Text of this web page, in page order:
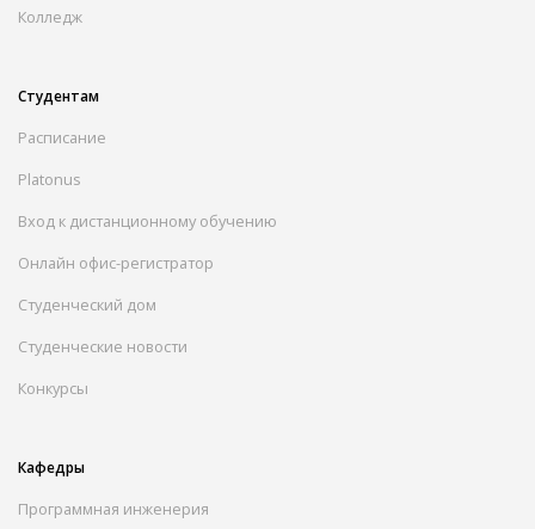
Колледж
Студентам
Расписание
Platonus
Вход к дистанционному обучению
Онлайн офис-регистратор
Студенческий дом
Студенческие новости
Конкурсы
Кафедры
Программная инженерия